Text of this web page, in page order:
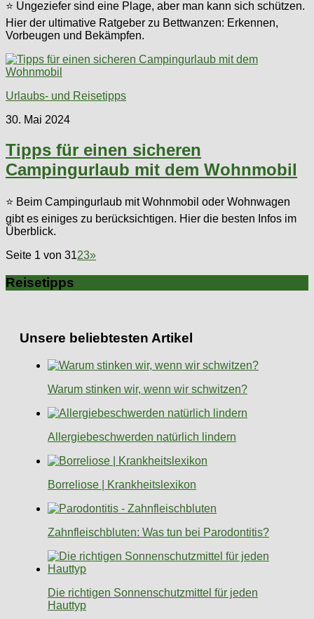
⭐ Ungeziefer sind eine Plage, aber man kann sich schützen.
Hier der ultimative Ratgeber zu Bettwanzen: Erkennen,
Vorbeugen und Bekämpfen.
Urlaubs- und Reisetipps
30. Mai 2024
Tipps für einen sicheren
Campingurlaub mit dem Wohnmobil
⭐ Beim Campingurlaub mit Wohnmobil oder Wohnwagen
gibt es einiges zu berücksichtigen. Hier die besten Infos im
Überblick.
Seite 1 von 3123»
Reisetipps
Unsere beliebtesten Artikel
Warum stinken wir, wenn wir schwitzen?
Allergiebeschwerden natürlich lindern
Borreliose | Krankheitslexikon
Zahnfleischbluten: Was tun bei Parodontitis?
Die richtigen Sonnenschutzmittel für jeden
Hauttyp